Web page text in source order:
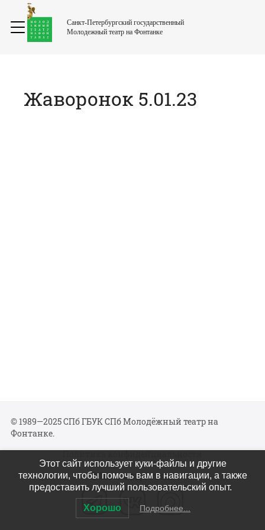
Санкт-Петербургский государственный
Молодежный театр на Фонтанке
Жаворонок 5.01.23
© 1989—2025 СПб ГБУК СПб Молодёжный театр на
Фонтанке.
Политика конфиденциальности
Мы в соцсетях
Этот сайт использует куки-файлы и другие
технологии, чтобы помочь вам в навигации, а также
предоставить лучший пользовательский опыт.
Хорошо Подробнее...